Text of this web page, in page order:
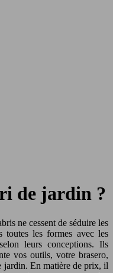
de jardin ?
ne cessent de séduire les
toutes les formes avec les
leurs conceptions. Ils
vos outils, votre brasero,
jardin. En matière de prix, il